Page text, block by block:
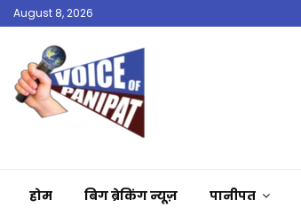
August 8, 2026
होम बिग ब्रेकिंग न्यूज़ पानीपत